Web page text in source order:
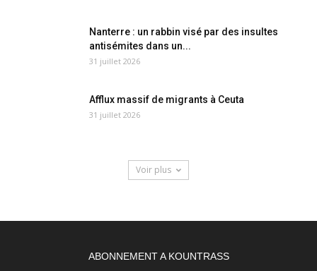
Nanterre : un rabbin visé par des insultes
antisémites dans un...
31 juillet 2026
Afflux massif de migrants à Ceuta
31 juillet 2026
Voir plus
ABONNEMENT A KOUNTRASS